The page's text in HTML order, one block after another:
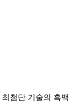
첨단 기술의 흑백